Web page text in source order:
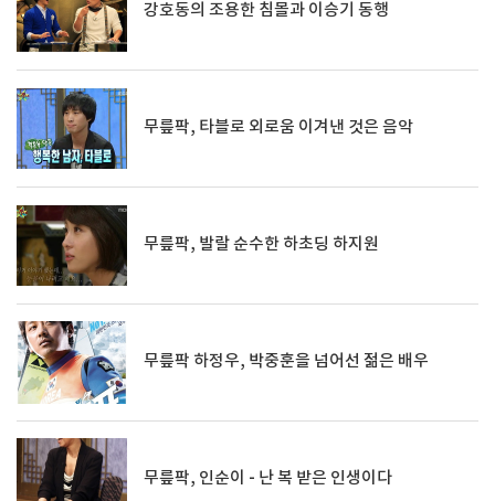
강호동의 조용한 침몰과 이승기 동행
무릎팍, 타블로 외로움 이겨낸 것은 음악
무릎팍, 발랄 순수한 하초딩 하지원
무릎팍 하정우, 박중훈을 넘어선 젊은 배우
무릎팍, 인순이 - 난 복 받은 인생이다